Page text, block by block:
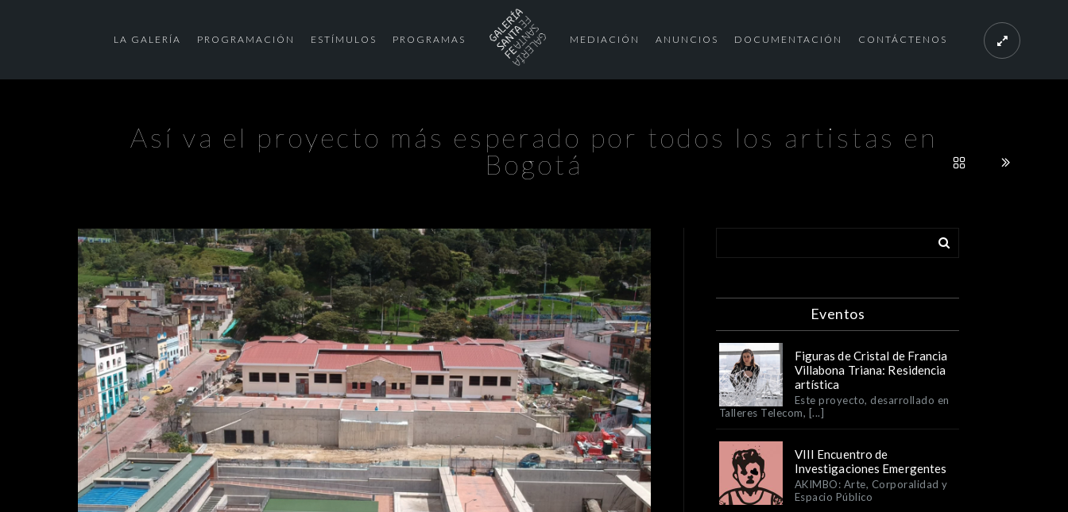
LA GALERÍA PROGRAMACIÓN ESTÍMULOS PROGRAMAS MEDIACIÓN ANUNCIOS DOCUMENTACIÓN CONTÁCTENOS
Así va el proyecto más esperado por todos los artistas en
Bogotá
Eventos
Figuras de Cristal de Francia
Villabona Triana: Residencia
artística
Este proyecto, desarrollado en
Talleres Telecom, [...]
VIII Encuentro de
Investigaciones Emergentes
AKIMBO: Arte, Corporalidad y
Espacio Público